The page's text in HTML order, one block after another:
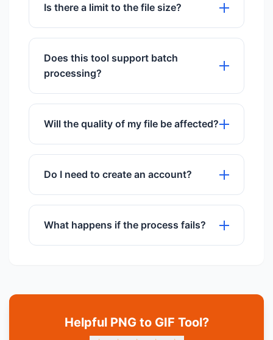
Is there a limit to the file size?
We support files up to 50MB for free
users.
Does this tool support batch
processing?
Yes, you can upload and process
multiple files simultaneously.
Will the quality of my file be affected?
We use advanced algorithms to ensure
maximum quality preservation.
Do I need to create an account?
No registration or sign-up is required to
use any of our tools.
What happens if the process fails?
Helpful PNG to GIF Tool?